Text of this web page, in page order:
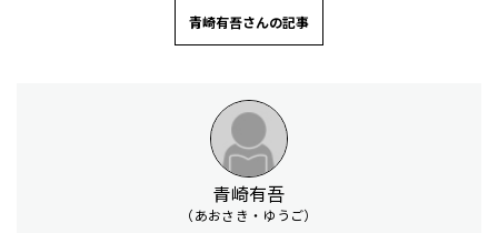
青崎有吾さんの記事
青崎有吾
（あおさき・ゆうご）